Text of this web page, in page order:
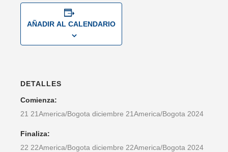
AÑADIR AL CALENDARIO
DETALLES
Comienza:
21 21America/Bogota diciembre 21America/Bogota 2024
Finaliza:
22 22America/Bogota diciembre 22America/Bogota 2024